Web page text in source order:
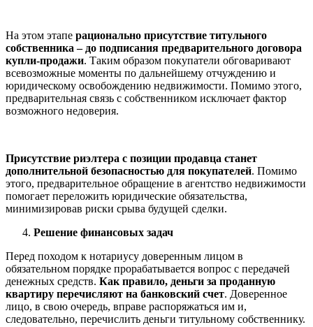
На этом этапе рационально присутствие титульного
собственника – до подписания предварительного договора
купли-продажи. Таким образом покупатели обговаривают
всевозможные моменты по дальнейшему отчуждению и
юридическому освобождению недвижимости. Помимо этого,
предварительная связь с собственником исключает фактор
возможного недоверия.
Присутствие риэлтера с позиции продавца станет
дополнительной безопасностью для покупателей. Помимо
этого, предварительное обращение в агентство недвижимости
помогает переложить юридические обязательства,
минимизировав риски срыва будущей сделки.
Решение финансовых задач
Перед походом к нотариусу доверенным лицом в
обязательном порядке прорабатывается вопрос с передачей
денежных средств. Как правило, деньги за проданную
квартиру перечисляют на банковский счет. Доверенное
лицо, в свою очередь, вправе распоряжаться им и,
следовательно, перечислить деньги титульному собственнику.